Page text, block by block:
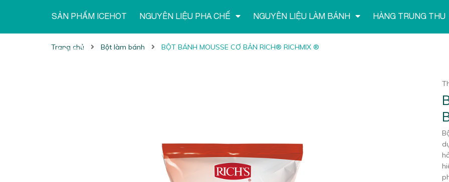
SẢN PHẨM ICEHOT NGUYÊN LIỆU PHA CHẾ NGUYÊN LIỆU LÀM BÁNH HÀNG TRUNG THU
TIN TỨC
Trang chủ Bột làm bánh BỘT BÁNH MOUSSE CƠ BẢN RICH® RICHMIX ®